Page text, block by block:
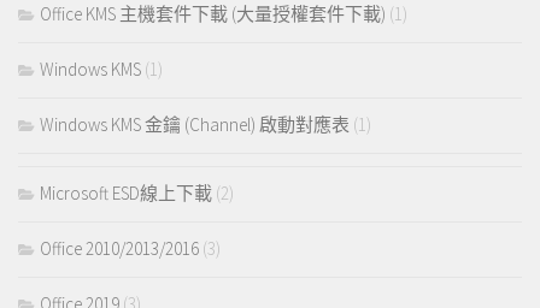
Office KMS 主機套件下載 (大量授權套件下載) (1)
Windows KMS (1)
Windows KMS 金鑰 (Channel) 啟動對應表 (1)
Microsoft ESD線上下載 (2)
Office 2010/2013/2016 (3)
Office 2019 (3)